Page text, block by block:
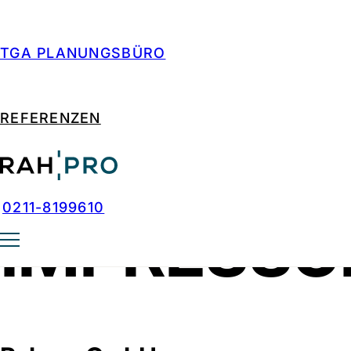
TGA PLANUNGSBÜRO
REFERENZEN
0211-8199610